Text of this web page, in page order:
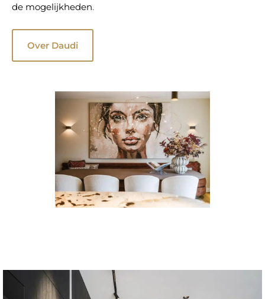
de mogelijkheden.
Over Daudi